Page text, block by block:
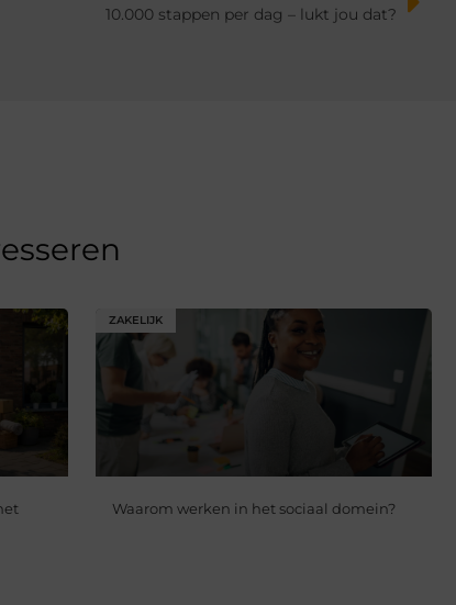
10.000 stappen per dag – lukt jou dat?
ZAKELIJK
Waarom werken in het sociaal domein?